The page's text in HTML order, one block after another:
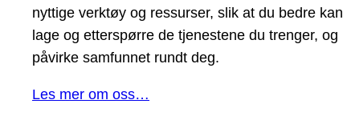
nyttige verktøy og ressurser, slik at du bedre kan
lage og etterspørre de tjenestene du trenger, og
påvirke samfunnet rundt deg.
Les mer om oss…